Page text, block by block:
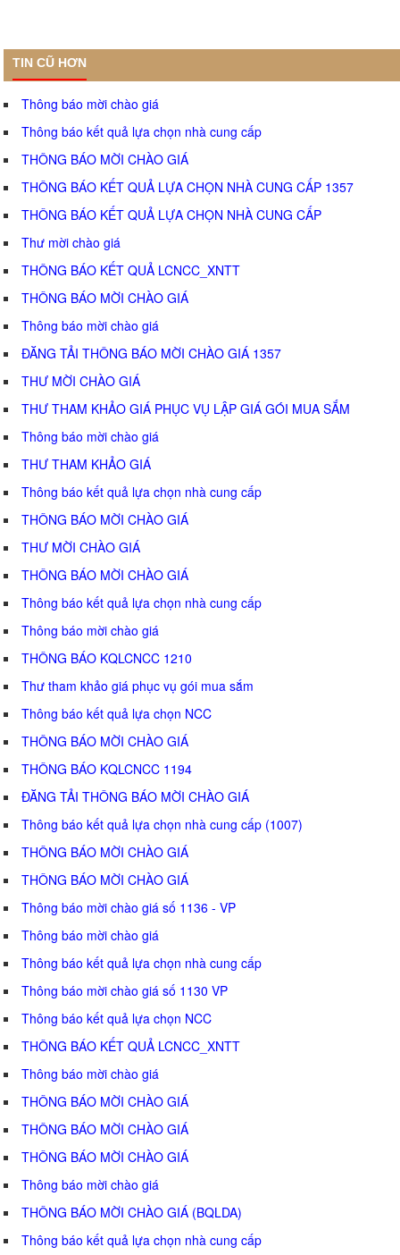
TIN CŨ HƠN
Thông báo mời chào giá
Thông báo kết quả lựa chọn nhà cung cấp
THÔNG BÁO MỜI CHÀO GIÁ
THÔNG BÁO KẾT QUẢ LỰA CHỌN NHÀ CUNG CẤP 1357
THÔNG BÁO KẾT QUẢ LỰA CHỌN NHÀ CUNG CẤP
Thư mời chào giá
THÔNG BÁO KẾT QUẢ LCNCC_XNTT
THÔNG BÁO MỜI CHÀO GIÁ
Thông báo mời chào giá
ĐĂNG TẢI THÔNG BÁO MỜI CHÀO GIÁ 1357
THƯ MỜI CHÀO GIÁ
THƯ THAM KHẢO GIÁ PHỤC VỤ LẬP GIÁ GÓI MUA SẮM
Thông báo mời chào giá
THƯ THAM KHẢO GIÁ
Thông báo kết quả lựa chọn nhà cung cấp
THÔNG BÁO MỜI CHÀO GIÁ
THƯ MỜI CHÀO GIÁ
THÔNG BÁO MỜI CHÀO GIÁ
Thông báo kết quả lựa chọn nhà cung cấp
Thông báo mời chào giá
THÔNG BÁO KQLCNCC 1210
Thư tham khảo giá phục vụ gói mua sắm
Thông báo kết quả lựa chọn NCC
THÔNG BÁO MỜI CHÀO GIÁ
THÔNG BÁO KQLCNCC 1194
ĐĂNG TẢI THÔNG BÁO MỜI CHÀO GIÁ
Thông báo kết quả lựa chọn nhà cung cấp (1007)
THÔNG BÁO MỜI CHÀO GIÁ
THÔNG BÁO MỜI CHÀO GIÁ
Thông báo mời chào giá số 1136 - VP
Thông báo mời chào giá
Thông báo kết quả lựa chọn nhà cung cấp
Thông báo mời chào giá số 1130 VP
Thông báo kết quả lựa chọn NCC
THÔNG BÁO KẾT QUẢ LCNCC_XNTT
Thông báo mời chào giá
THÔNG BÁO MỜI CHÀO GIÁ
THÔNG BÁO MỜI CHÀO GIÁ
THÔNG BÁO MỜI CHÀO GIÁ
Thông báo mời chào giá
THÔNG BÁO MỜI CHÀO GIÁ (BQLDA)
Thông báo kết quả lựa chọn nhà cung cấp